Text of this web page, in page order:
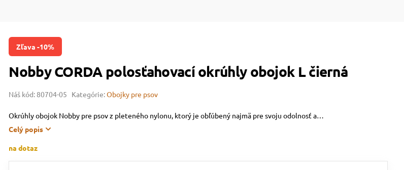
Zľava -10%
Nobby CORDA polosťahovací okrúhly obojok L čierná
Náš kód: 80704-05 Kategórie:Obojky pre psov
Okrúhly obojok Nobby pre psov z pleteného nylonu, ktorý je obľúbený najmä pre svoju odolnosť a…
Celý popis
na dotaz